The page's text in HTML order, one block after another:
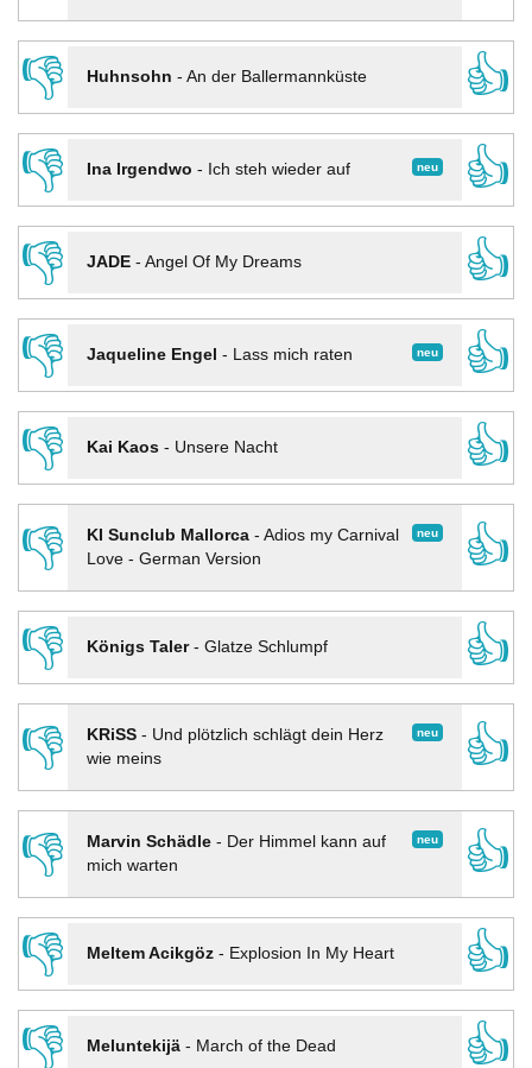
👎
Huhnsohn - An der Ballermannküste
👍
👎
neu
Ina Irgendwo - Ich steh wieder auf
👍
👎
JADE- Angel Of My Dreams
👍
👎
neu
Jaqueline Engel - Lass mich raten
👍
👎
Kai Kaos- Unsere Nacht
👍
👎
neu
KI Sunclub Mallorca- Adios my Carnival
Love - German Version
👍
👎
Königs Taler- Glatze Schlumpf
👍
👎
neu
KRiSS- Und plötzlich schlägt dein Herz
wie meins
👍
👎 neu
Marvin Schädle- Der Himmel kann auf
mich warten
👍
👎
Meltem Acikgöz- Explosion In My Heart
👍
👎
Meluntekijä- March of the Dead
👍